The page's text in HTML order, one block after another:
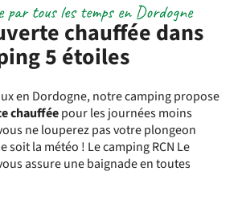
chauffée dans
5 étoiles
tous les temps en Dordogne
en Dordogne, notre camping propose
chaufféepour les journées moins
ne louperez pas votre plongeon
soit la météo ! LecampingRCN Le
assure une baignade en toutes